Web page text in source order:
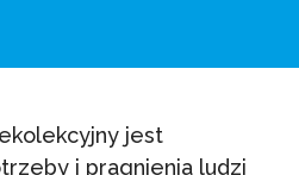
jest
i pragnienia ludzi